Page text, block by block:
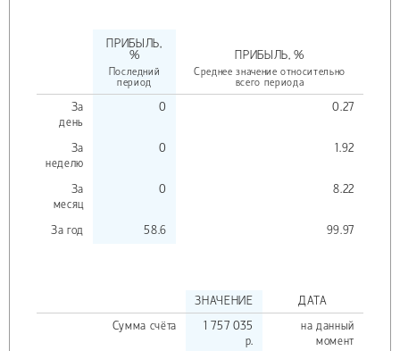
ПРИБЫЛЬ,
%
ПРИБЫЛЬ, %
Последний
период
Среднее значение относительно
всего периода
За
день
0 0.27
За
неделю
0 1.92
За
месяц
0 8.22
За год 58.6 99.97
ЗНАЧЕНИЕ ДАТА
Сумма счёта
1 757 035
р.
на данный
момент